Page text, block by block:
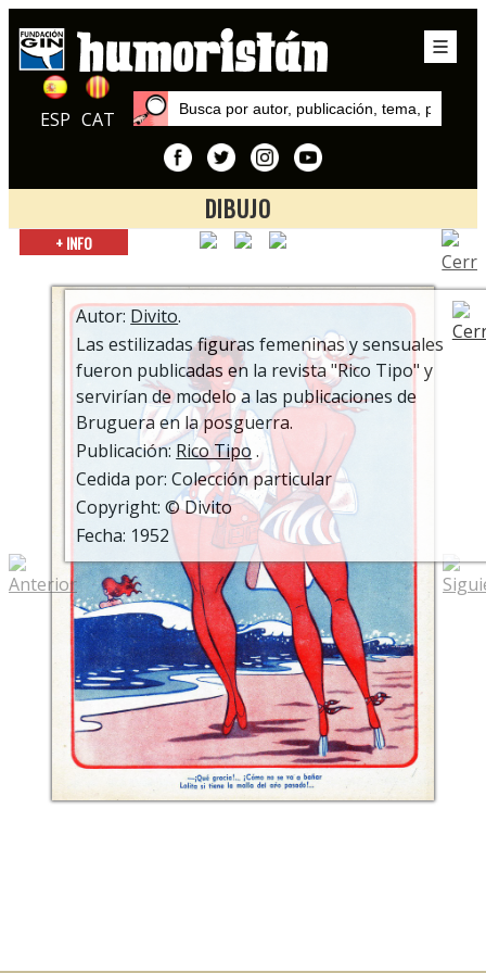
ESP CAT
DIBUJO
Inicio
Divito
+ INFO
Autor: Divito.
Las estilizadas figuras femeninas y sensuales
fueron publicadas en la revista "Rico Tipo" y
servirían de modelo a las publicaciones de
Bruguera en la posguerra.
Publicación:Rico Tipo .
Cedida por: Colección particular
Copyright: © Divito
Fecha: 1952